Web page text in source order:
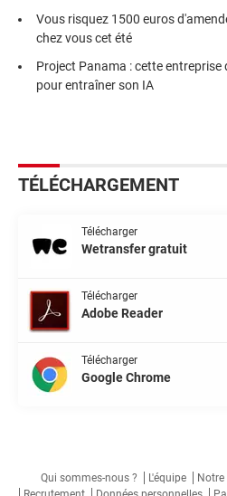
Vous risquez 1500 euros
chez vous cet été
Project Panama : cette
pour entraîner son IA
TÉLÉCHARGEMENT
Télécharger
Wetransfer gratuit
Télécharger
Adobe Reader
Télécharger
Google Chrome
Qui sommes-nous ? L'équipe